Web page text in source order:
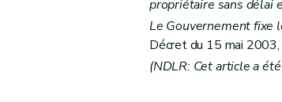
Section première (Des aides
Sous-section première
Art. 54
propriétaire sans délai
Le Gouvernement fixe
Décret du 15 mai 2003,
(NDLR: Cet article a